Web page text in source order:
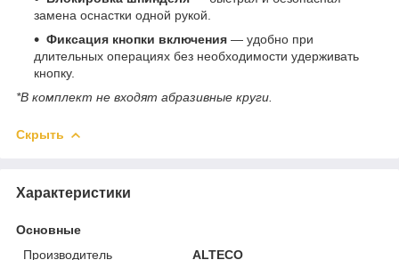
замена оснастки одной рукой.
Фиксация кнопки включения — удобно при
длительных операциях без необходимости удерживать
кнопку.
*В комплект не входят абразивные круги.
Скрыть
Характеристики
Основные
Производитель
ALTECO